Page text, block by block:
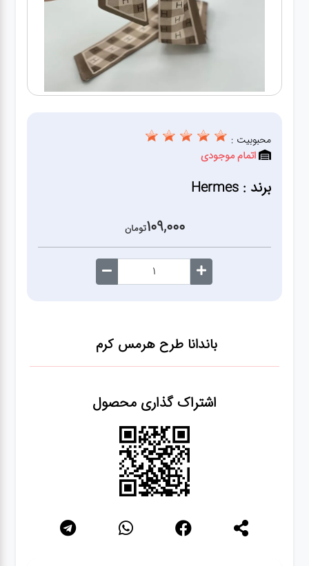
لباس
باندانا طرح هرمس کرم
اشتراک گذاری محصول
محبوبیت :
اتمام موجودی
برند : Hermes
109,000تومان